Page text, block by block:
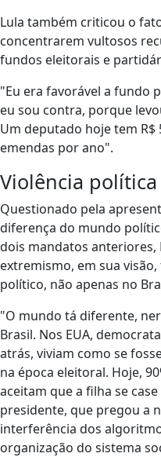
Lula também criticou o
concentrarem vultosos
fundos eleitorais e
"Eu era favorável a fundo
eu sou contra, porque
Um deputado hoje tem R$
emendas por ano".
Violência política
Questionado pela
diferença do mundo
dois mandatos anteriores,
extremismo, em sua
político, não apenas no
"O mundo tá diferente,
Brasil. Nos EUA,
atrás, viviam como se
na época eleitoral. Hoje,
aceitam que a filha se
presidente, que pregou a
interferência dos
organização do sistema